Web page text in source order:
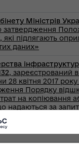
Міністрів
затвердження
які підлягають
даних»
, зареєстрований в
28 квітня 2017
Порядку
на копіювання
надаються за
якої
з безпеки на